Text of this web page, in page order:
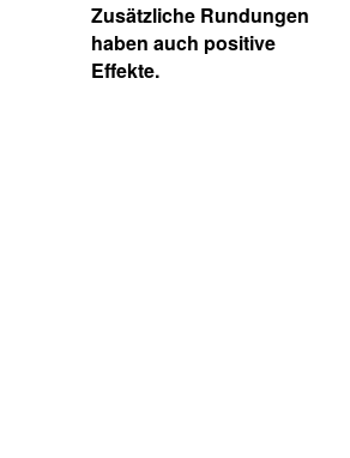
Zusätzliche Rundungen
haben auch positive
Effekte.